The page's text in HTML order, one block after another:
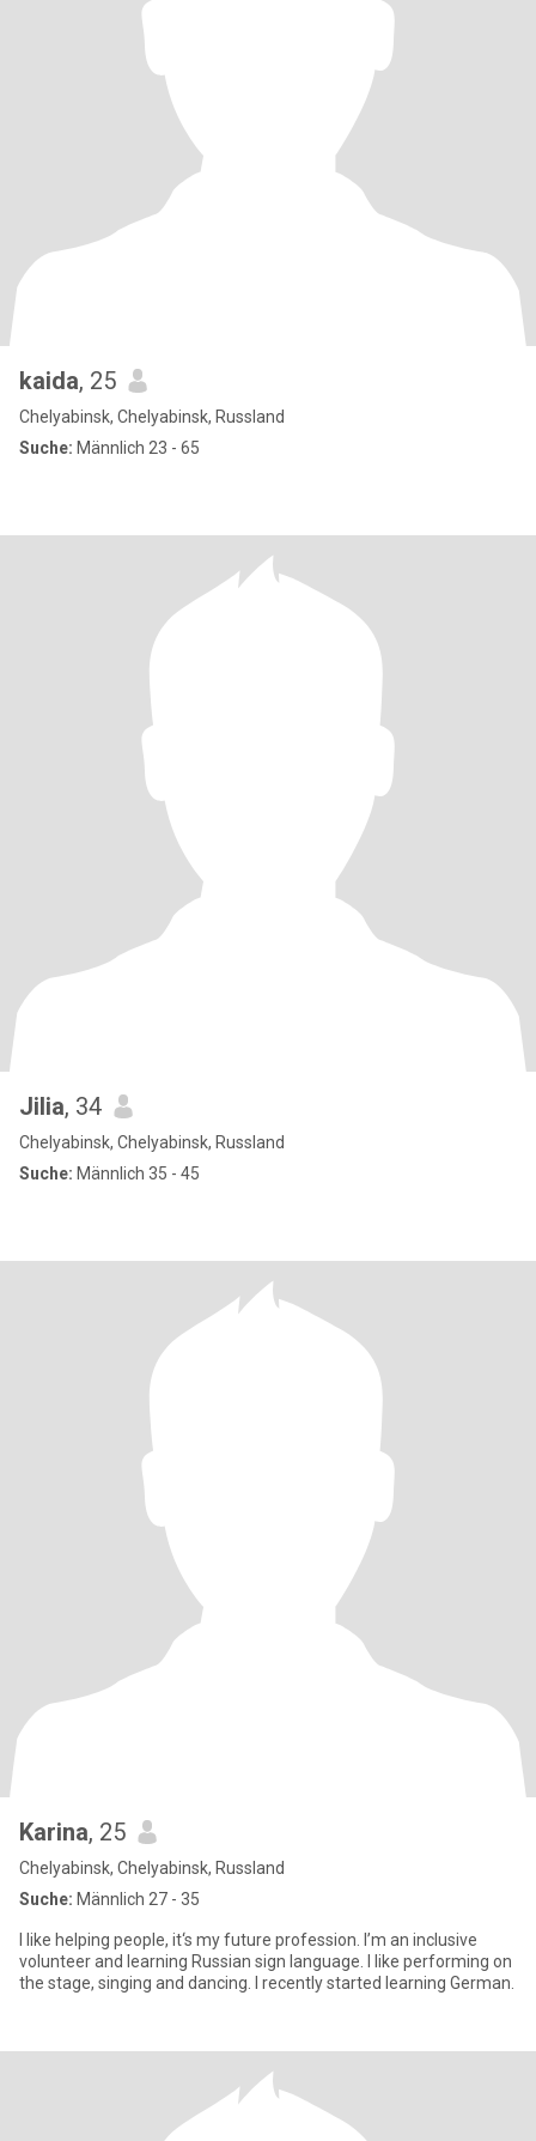
kaida, 25
Chelyabinsk, Chelyabinsk, Russland
Suche: Männlich 23 - 65
Jilia, 34
Chelyabinsk, Chelyabinsk, Russland
Suche: Männlich 35 - 45
Karina, 25
Chelyabinsk, Chelyabinsk, Russland
Suche: Männlich 27 - 35
I like helping people, it‘s my future profession. I’m an inclusive
volunteer and learning Russian sign language. I like performing on
the stage, singing and dancing. I recently started learning German.